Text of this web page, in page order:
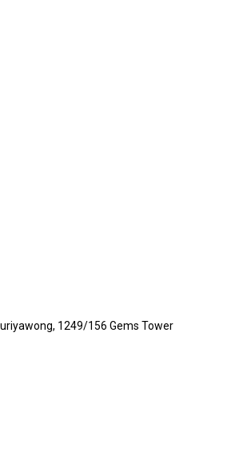
1249/156 Gems Tower